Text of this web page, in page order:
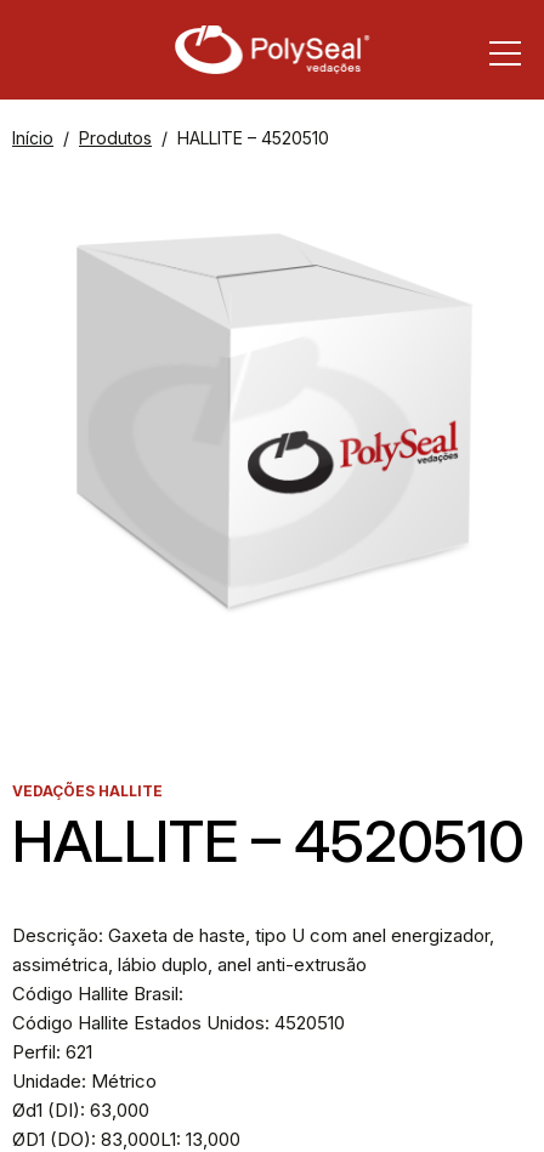
Início Produtos HALLITE – 4520510
VEDAÇÕES HALLITE
HALLITE – 4520510
Descrição: Gaxeta de haste, tipo U com anel energizador,
assimétrica, lábio duplo, anel anti-extrusão
Código Hallite Brasil:
Código Hallite Estados Unidos: 4520510
Perfil: 621
Unidade: Métrico
Ød1 (DI): 63,000
ØD1 (DO): 83,000L1: 13,000